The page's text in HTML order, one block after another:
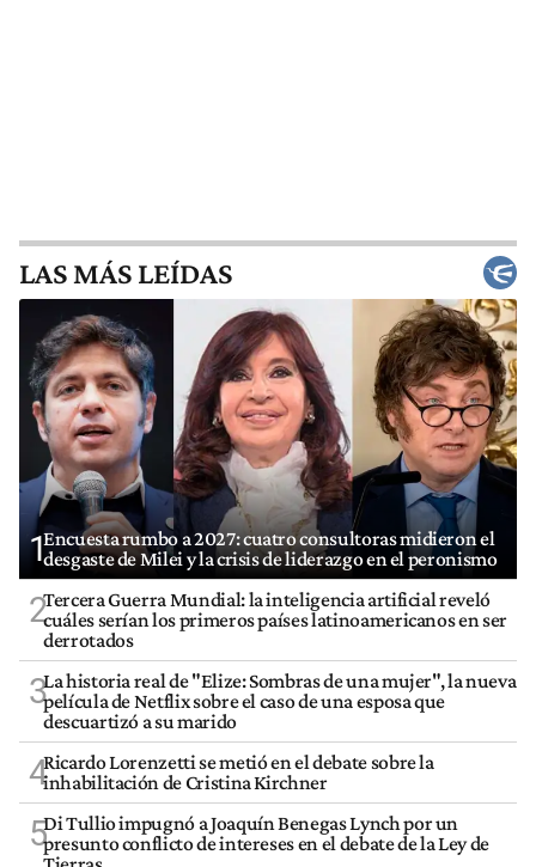
LAS MÁS LEÍDAS
1Encuesta rumbo a 2027: cuatro consultoras midieron el
desgaste de Milei y la crisis de liderazgo en el peronismo
2Tercera Guerra Mundial: la inteligencia artificial reveló
cuáles serían los primeros países latinoamericanos en ser
derrotados
3La historia real de "Elize: Sombras de una mujer", la nueva
película de Netflix sobre el caso de una esposa que
descuartizó a su marido
4Ricardo Lorenzetti se metió en el debate sobre la
inhabilitación de Cristina Kirchner
5Di Tullio impugnó a Joaquín Benegas Lynch por un
presunto conflicto de intereses en el debate de la Ley de